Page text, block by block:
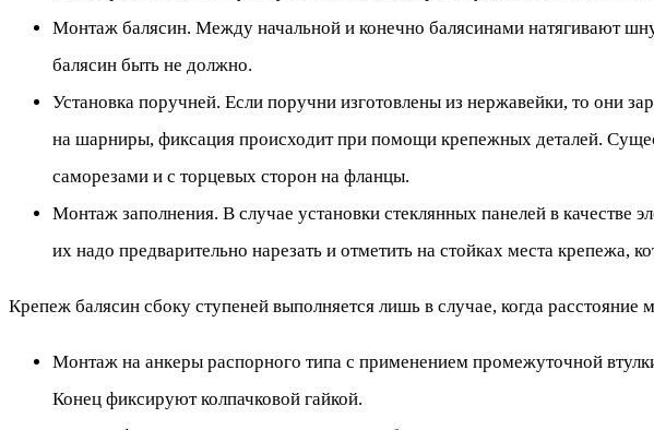
Монтаж балясин. Между начальной и конечно балясинами натягивают
балясин быть не должно.
Установка поручней. Если поручни изготовлены из нержавейки, то они
на шарниры, фиксация происходит при помощи крепежных деталей.
саморезами и с торцевых сторон на фланцы.
Монтаж заполнения. В случае установки стеклянных панелей в качестве
их надо предварительно нарезать и отметить на стойках места крепежа,
Крепеж балясин сбоку ступеней выполняется лишь в случае, когда
Монтаж на анкеры распорного типа с применением промежуточной
Конец фиксируют колпачковой гайкой.